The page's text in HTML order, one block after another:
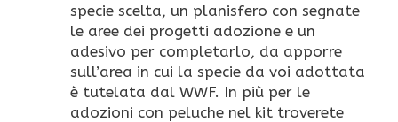
specie scelta, un planisfero con segnate
le aree dei progetti adozione e un
adesivo per completarlo, da apporre
sull’area in cui la specie da voi adottata
è tutelata dal WWF. In più per le
adozioni con peluche nel kit troverete